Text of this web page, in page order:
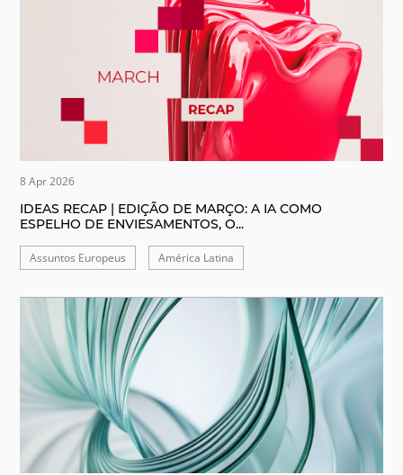
8 Apr 2026
IDEAS RECAP | EDIÇÃO DE MARÇO: A IA COMO
ESPELHO DE ENVIESAMENTOS, O...
Assuntos Europeus América Latina